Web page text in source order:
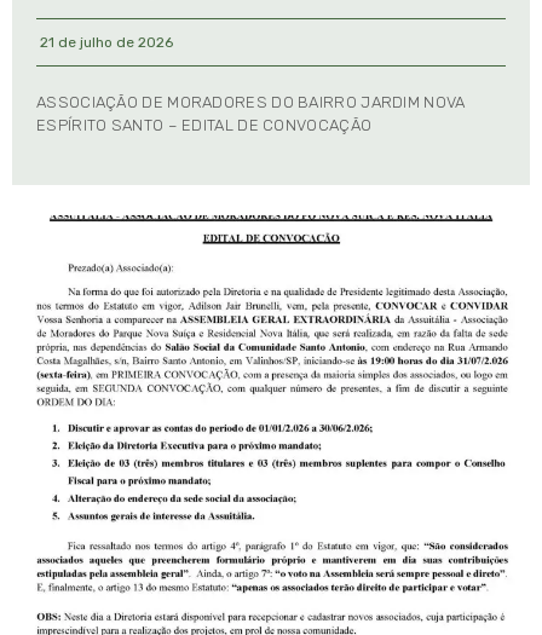
21 de julho de 2026
ASSOCIAÇÃO DE MORADORES DO BAIRRO JARDIM NOVA
ESPÍRITO SANTO – EDITAL DE CONVOCAÇÃO